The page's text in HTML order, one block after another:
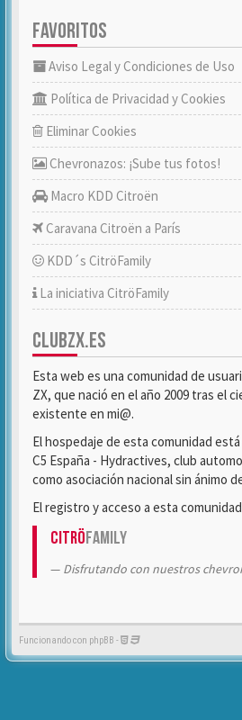
FAVORITOS
Aviso Legal y Condiciones de Uso
Política de Privacidad y Cookies
Eliminar Cookies
Chevronazos: ¡Sube tus fotos!
Macro KDD Citroën
Caravana Citroën a París
KDD´s CitröFamily
La iniciativa CitröFamily
CLUBZX.ES
Esta web es una comunidad de
ZX, que nació en el año 2009 tras el
existente en mi@.
El hospedaje de esta comunidad
C5 España - Hydractives, club
como asociación nacional sin ánimo
El registro y acceso a esta
CitröFamily
Disfrutando con nuestros
Funcionando con phpBB -